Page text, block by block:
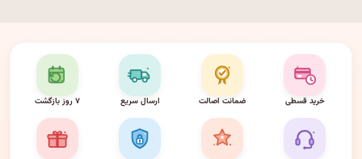
خرید قسطی ضمانت اصالت ارسال سریع ۷ روز بازگشت